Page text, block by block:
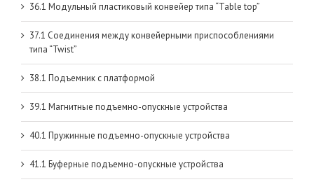
36.1 Модульный пластиковый конвейер типа “Table top”
37.1 Соединения между конвейерными приспособлениями
типа “Twist”
38.1 Подъемник с платформой
39.1 Магнитные подъемно-опускные устройства
40.1 Пружинные подъемно-опускные устройства
41.1 Буферные подъемно-опускные устройства